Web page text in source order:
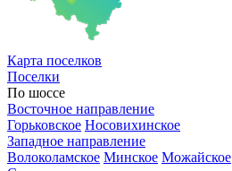
Карта поселков
Поселки
По шоссе
Восточное направление
Горьковское Носовихинское
Западное направление
Волоколамское Минское Можайское